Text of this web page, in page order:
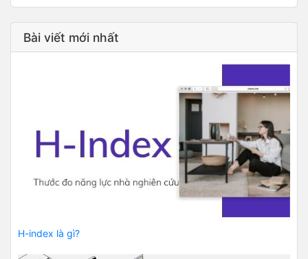
Bài viết mới nhất
H-index là gì?